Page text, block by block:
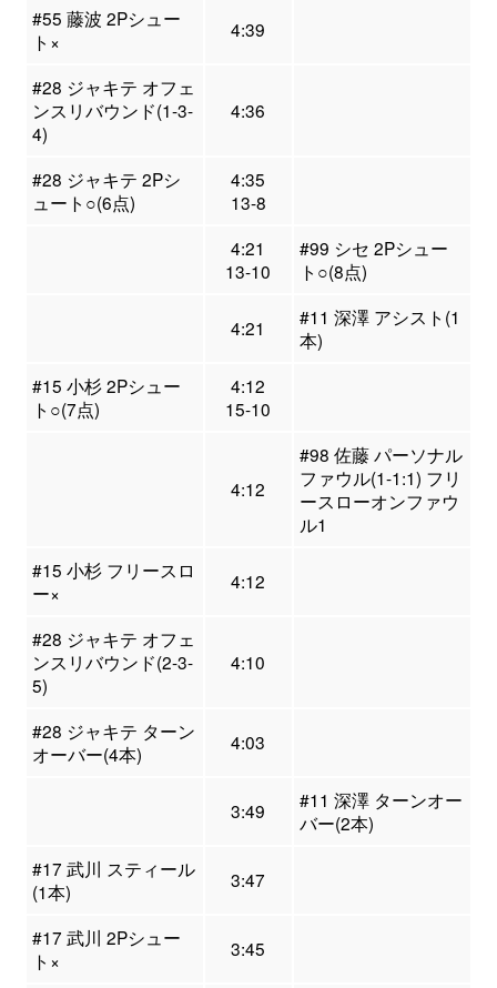
#55 藤波 2Pシュー
ト×
4:39
#28 ジャキテ オフェ
ンスリバウンド(1-3-
4)
4:36
#28 ジャキテ 2Pシ
ュート○(6点)
4:35
13-8
4:21
13-10
#99 シセ 2Pシュー
ト○(8点)
4:21
#11 深澤 アシスト(1
本)
#15 小杉 2Pシュー
ト○(7点)
4:12
15-10
4:12
#98 佐藤 パーソナル
ファウル(1-1:1) フリ
ースローオンファウ
ル1
#15 小杉 フリースロ
ー×
4:12
#28 ジャキテ オフェ
ンスリバウンド(2-3-
5)
4:10
#28 ジャキテ ターン
オーバー(4本)
4:03
3:49
#11 深澤 ターンオー
バー(2本)
#17 武川 スティール
(1本)
3:47
#17 武川 2Pシュー
ト×
3:45